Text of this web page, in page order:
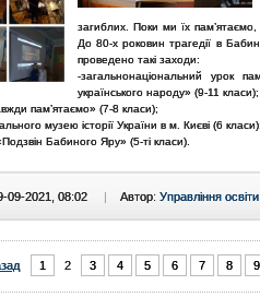
загиблих. Поки ми їх
До 80-х роковин трагедії в
проведено такі заходи:
-загальнонаціональний урок
українського народу» (9-11 класи);
пам’ятаємо» (7-8 класи);
музею історії України в м. Києві (6 класи);
Бабиного Яру» (5-ті класи).
09-2021, 08:02 | Автор: Управління освіти
1 2 3 4 5 6 7 8 9